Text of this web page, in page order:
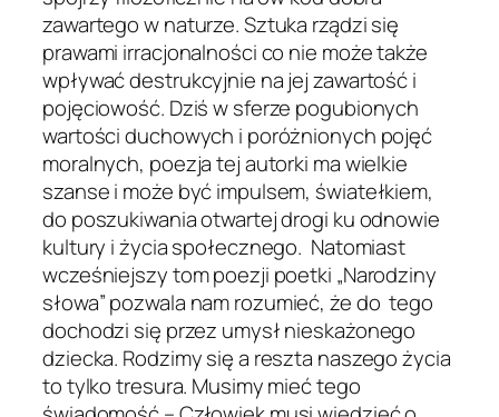
zawartego w naturze. Sztuka rządzi się
prawami irracjonalności co nie może także
wpływać destrukcyjnie na jej zawartość i
pojęciowość. Dziś w sferze pogubionych
wartości duchowych i poróżnionych pojęć
moralnych, poezja tej autorki ma wielkie
szanse i może być impulsem, światełkiem,
do poszukiwania otwartej drogi ku odnowie
kultury i życia społecznego. Natomiast
wcześniejszy tom poezji poetki „Narodziny
słowa” pozwala nam rozumieć, że do tego
dochodzi się przez umysł nieskażonego
dziecka. Rodzimy się a reszta naszego życia
to tylko tresura. Musimy mieć tego